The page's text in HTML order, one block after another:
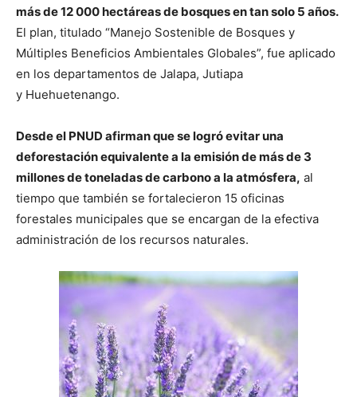
más de 12 000 hectáreas de bosques en tan solo 5 años.
El plan, titulado “Manejo Sostenible de Bosques y
Múltiples Beneficios Ambientales Globales”, fue aplicado
en los departamentos de Jalapa, Jutiapa
y Huehuetenango.
Desde el PNUD afirman que se logró evitar una
deforestación equivalente a la emisión de más de 3
millones de toneladas de carbono a la atmósfera, al
tiempo que también se fortalecieron 15 oficinas
forestales municipales que se encargan de la efectiva
administración de los recursos naturales.